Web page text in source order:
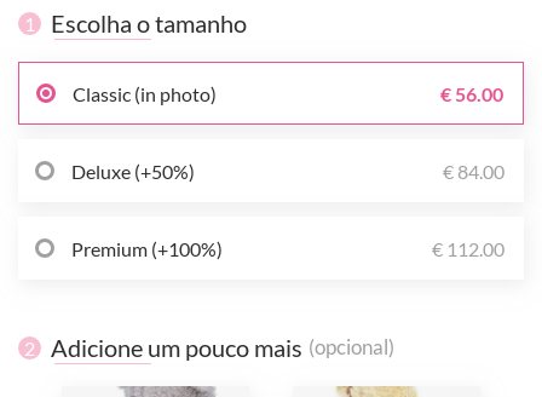
1 Escolha o tamanho
Classic (in photo) € 56.00
Deluxe (+50%) € 84.00
Premium (+100%) € 112.00
2 Adicione um pouco mais (opcional)